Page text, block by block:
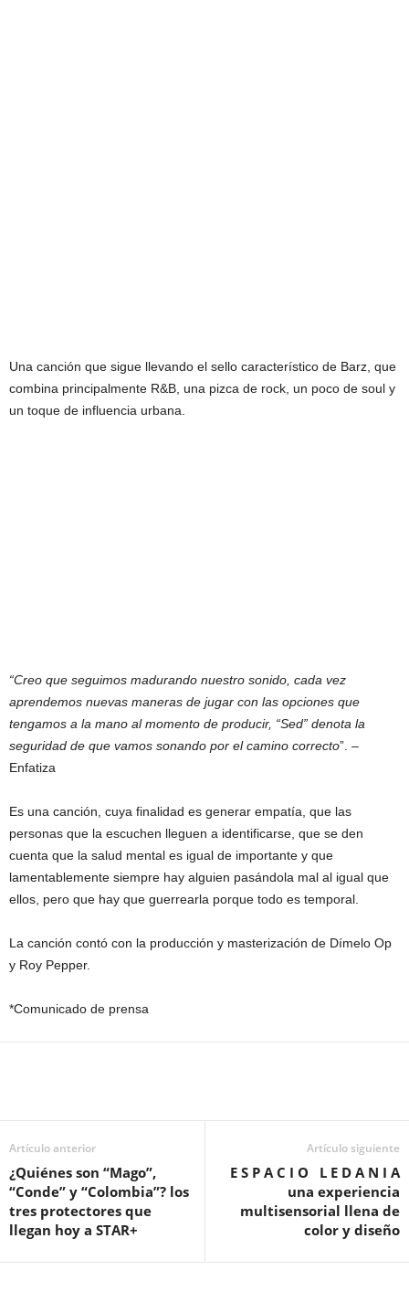
Una canción que sigue llevando el sello característico de Barz, que
combina principalmente R&B, una pizca de rock, un poco de soul y
un toque de influencia urbana.
“Creo que seguimos madurando nuestro sonido, cada vez
aprendemos nuevas maneras de jugar con las opciones que
tengamos a la mano al momento de producir, “Sed” denota la
seguridad de que vamos sonando por el camino correcto”. –
Enfatiza
Es una canción, cuya finalidad es generar empatía, que las
personas que la escuchen lleguen a identificarse, que se den
cuenta que la salud mental es igual de importante y que
lamentablemente siempre hay alguien pasándola mal al igual que
ellos, pero que hay que guerrearla porque todo es temporal.
La canción contó con la producción y masterización de Dímelo Op
y Roy Pepper.
*Comunicado de prensa
Artículo anterior
¿Quiénes son “Mago”,
“Conde” y “Colombia”? los
tres protectores que
llegan hoy a STAR+
Artículo siguiente
E S P A C I O L E D A N I A
una experiencia
multisensorial llena de
color y diseño